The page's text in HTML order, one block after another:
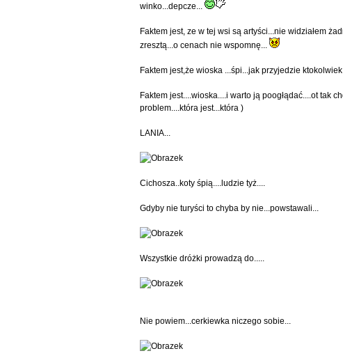
winko...depcze...
Faktem jest, ze w tej wsi są artyści...nie widziałem
zresztą...o cenach nie wspomnę...
Faktem jest,że wioska ...śpi...jak przyjedzie ktokolwiek
Faktem jest....wioska....i warto ją poogłądać....ot tak
problem....która jest...która )
LANIA...
Cichosza..koty śpią....ludzie tyż....
Gdyby nie turyści to chyba by nie...powstawali...
Wszystkie dróżki prowadzą do.....
Nie powiem...cerkiewka niczego sobie...